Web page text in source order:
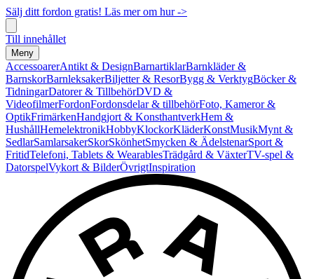
Sälj ditt fordon gratis! Läs mer om hur ->
Till innehållet
Meny
AccessoarerAntikt & DesignBarnartiklarBarnkläder &
BarnskorBarnleksakerBiljetter & ResorBygg & VerktygBöcker &
TidningarDatorer & TillbehörDVD &
VideofilmerFordonFordonsdelar & tillbehörFoto, Kameror &
OptikFrimärkenHandgjort & KonsthantverkHem &
HushållHemelektronikHobbyKlockorKläderKonstMusikMynt &
SedlarSamlarsakerSkorSkönhetSmycken & ÄdelstenarSport &
FritidTelefoni, Tablets & WearablesTrädgård & VäxterTV-spel &
DatorspelVykort & BilderÖvrigtInspiration